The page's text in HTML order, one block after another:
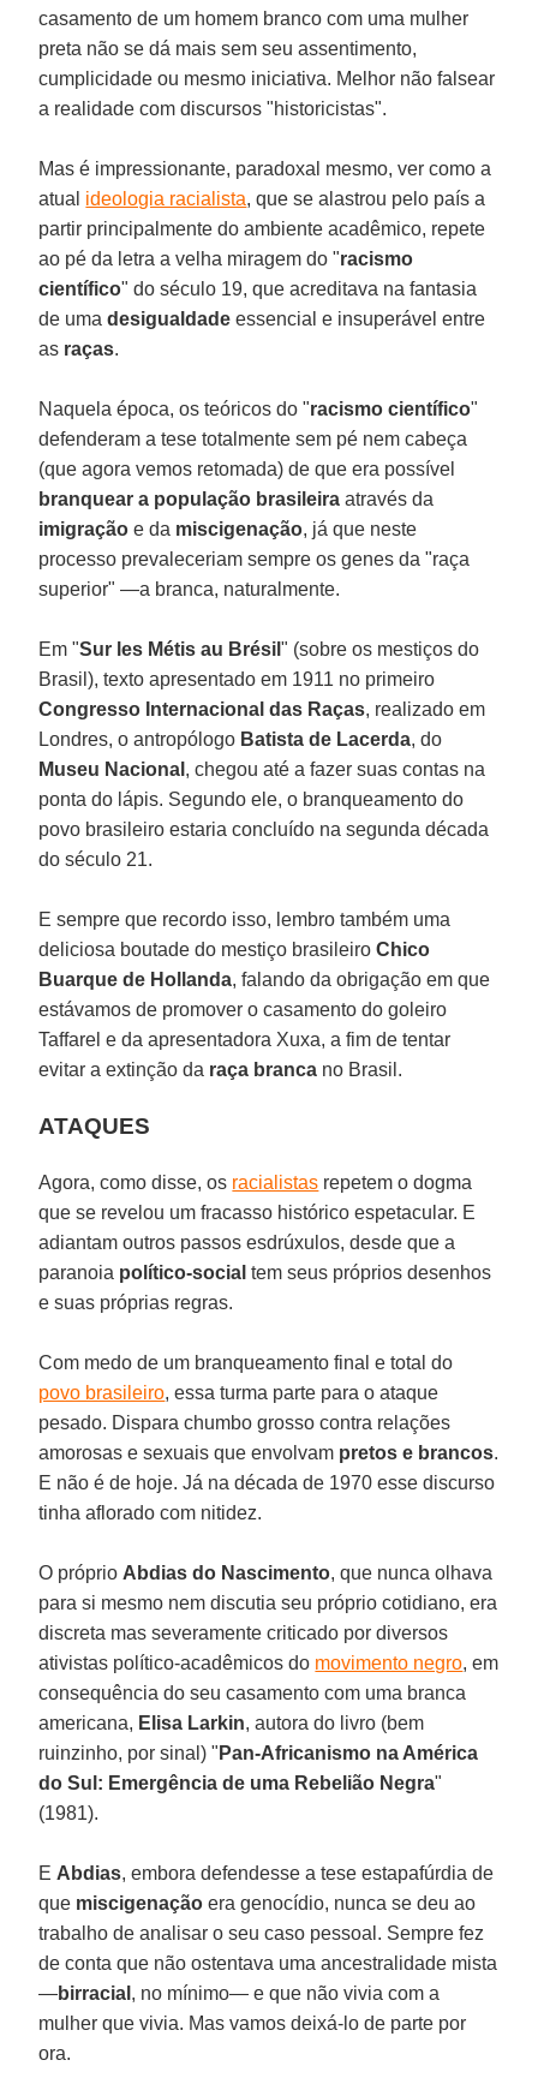
casamento de um homem branco com uma mulher
preta não se dá mais sem seu assentimento,
cumplicidade ou mesmo iniciativa. Melhor não falsear
a realidade com discursos "historicistas".
Mas é impressionante, paradoxal mesmo, ver como a
atual ideologia racialista, que se alastrou pelo país a
partir principalmente do ambiente acadêmico, repete
ao pé da letra a velha miragem do "racismo
científico" do século 19, que acreditava na fantasia
de umadesigualdade essencial e insuperável entre
as raças.
Naquela época, os teóricos do "racismo científico"
defenderam a tese totalmente sem pé nem cabeça
(que agora vemos retomada) de que era possível
branquear a população brasileira através da
imigração e da miscigenação, já que neste
processo prevaleceriam sempre os genes da "raça
superior" —a branca, naturalmente.
Em "Sur les Métis au Brésil" (sobre os mestiços do
Brasil), texto apresentado em 1911 no primeiro
Congresso Internacional das Raças, realizado em
Londres, o antropólogo Batista de Lacerda, do
Museu Nacional , chegou até a fazer suas contas na
ponta do lápis. Segundo ele, o branqueamento do
povo brasileiro estaria concluído na segunda década
do século 21.
E sempre que recordo isso, lembro também uma
deliciosa boutade do mestiço brasileiroChico
Buarque de Hollanda, falando da obrigação em que
estávamos de promover o casamento do goleiro
Taffarel e da apresentadora Xuxa, a fim de tentar
evitar a extinção da raça branca no Brasil.
ATAQUES
Agora, como disse, os racialistas repetem o dogma
que se revelou um fracasso histórico espetacular. E
adiantam outros passos esdrúxulos, desde que a
paranoia político-social tem seus próprios desenhos
e suas próprias regras.
Com medo de um branqueamento final e total do
povo brasileiro, essa turma parte para o ataque
pesado. Dispara chumbo grosso contra relações
amorosas e sexuais que envolvam pretos e brancos.
E não é de hoje. Já na década de 1970 esse discurso
tinha aflorado com nitidez.
O próprio Abdias do Nascimento, que nunca olhava
para si mesmo nem discutia seu próprio cotidiano, era
discreta mas severamente criticado por diversos
ativistas político-acadêmicos do movimento negro, em
consequência do seu casamento com uma branca
americana, Elisa Larkin, autora do livro (bem
ruinzinho, por sinal) " Pan-Africanismo na América
do Sul: Emergência de uma Rebelião Negra"
(1981).
E Abdias, embora defendesse a tese estapafúrdia de
que miscigenação era genocídio, nunca se deu ao
trabalho de analisar o seu caso pessoal. Sempre fez
de conta que não ostentava uma ancestralidade mista
—birracial , no mínimo— e que não vivia com a
mulher que vivia. Mas vamos deixá-lo de parte por
ora.